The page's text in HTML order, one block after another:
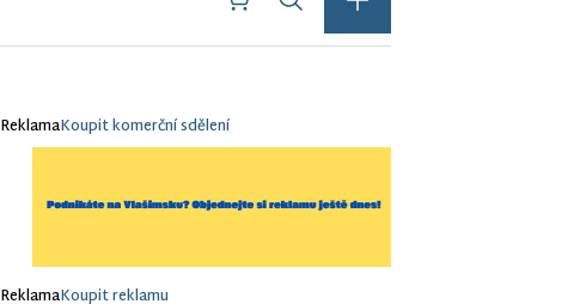
ReklamaKoupit komerční sdělení
ReklamaKoupit reklamu